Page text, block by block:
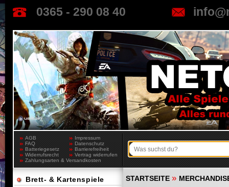
0365 - 290 08 40
AGB
Impressum
FAQ
Datenschutz
Batteriegesetz
Barrierefreiheit
Widerrufsrecht
Vertrag widerrufen
Zahlungsarten & Versandkosten
STARTSEITE »
Brett- & Kartenspiele